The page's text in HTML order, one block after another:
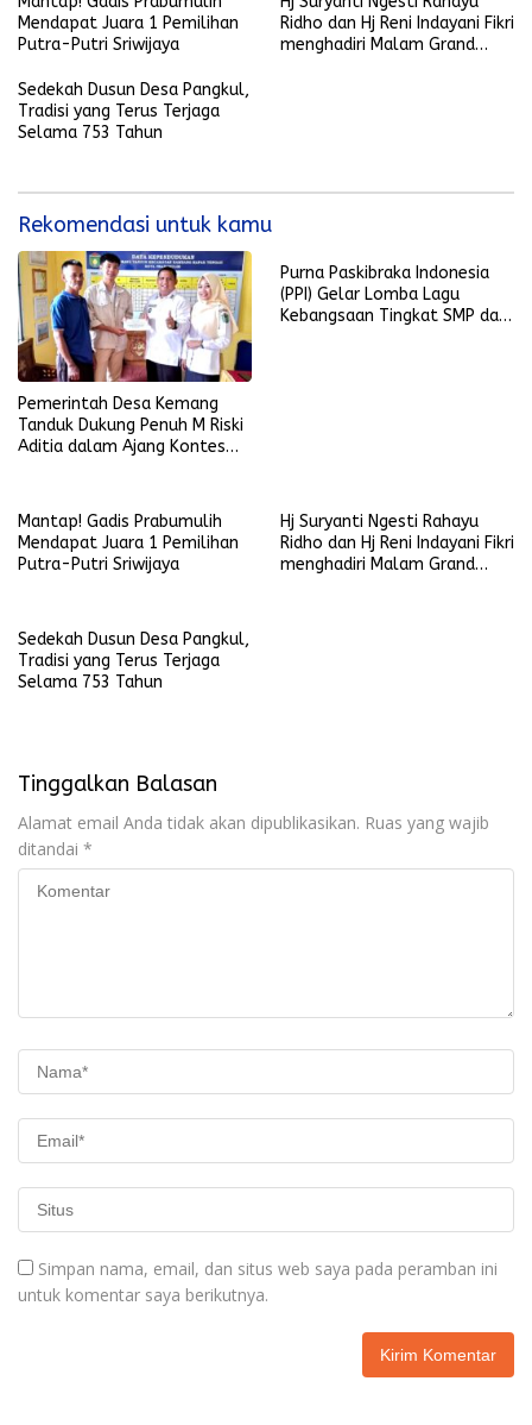
Mendapat Juara 1 Pemilihan
Putra-Putri Sriwijaya
Ridho dan Hj Reni Indayani Fikri
menghadiri Malam Grand
Sedekah Dusun Desa Pangkul,
Tradisi yang Terus Terjaga
Selama 753 Tahun
Rekomendasi untuk kamu
Pemerintah Desa Kemang
Tanduk Dukung Penuh M Riski
Aditia dalam Ajang Kontes
Purna Paskibraka Indonesia
(PPI) Gelar Lomba Lagu
Kebangsaan Tingkat SMP dan
Mantap! Gadis Prabumulih
Mendapat Juara 1 Pemilihan
Putra-Putri Sriwijaya
Hj Suryanti Ngesti Rahayu
Ridho dan Hj Reni Indayani Fikri
menghadiri Malam Grand
Sedekah Dusun Desa Pangkul,
Tradisi yang Terus Terjaga
Selama 753 Tahun
Tinggalkan Balasan
Alamat email Anda tidak akan dipublikasikan. Ruas yang wajib
ditandai *
Simpan nama, email, dan situs web saya pada peramban ini
untuk komentar saya berikutnya.